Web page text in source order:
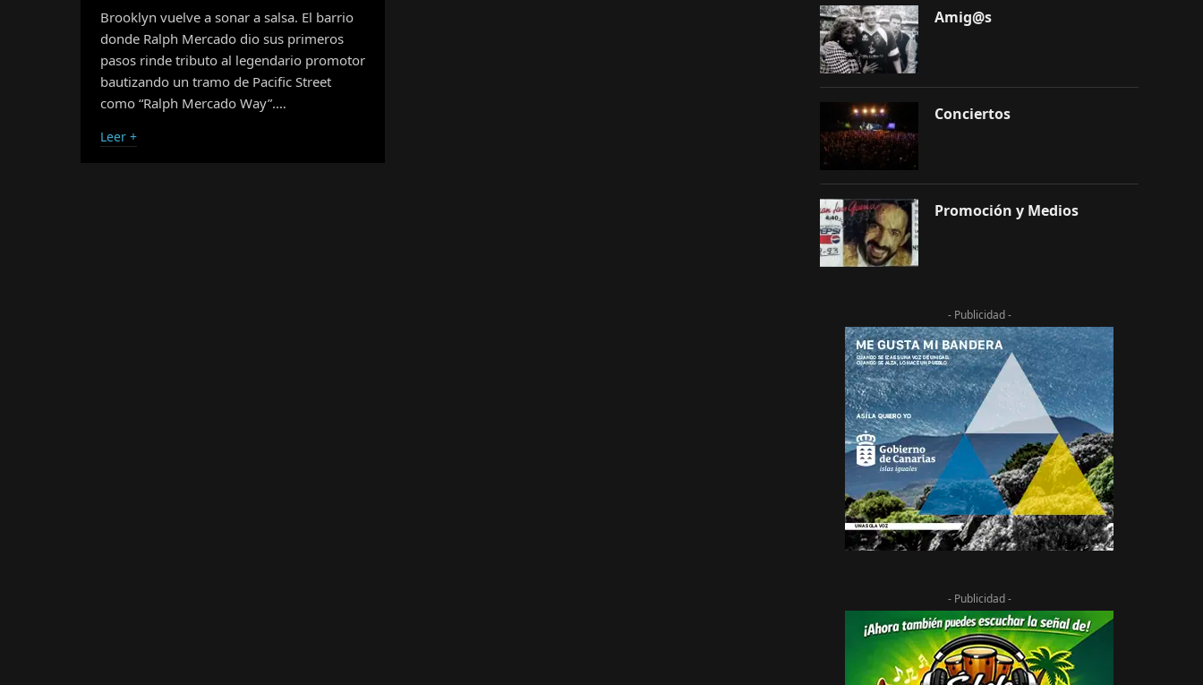
Brooklyn vuelve a sonar a salsa. El barrio
donde Ralph Mercado dio sus primeros
pasos rinde tributo al legendario promotor
bautizando un tramo de Pacific Street
como “Ralph Mercado Way”.…
Leer +
Amig@s
Conciertos
Promoción y Medios
- Publicidad -
- Publicidad -